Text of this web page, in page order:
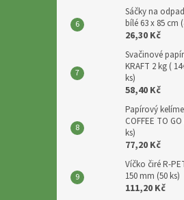
Sáčky na
bílé 63 x 85 cm
26,30 Kč
Svačinové
KRAFT 2 kg (
ks)
58,40 Kč
Papírový
COFFEE TO
ks)
77,20 Kč
Víčko čiré R-
150 mm (50 ks)
111,20 Kč